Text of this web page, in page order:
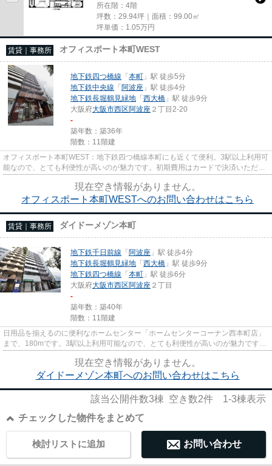
所在階：4階
坪数：29.94坪｜面積：99.00㎡
坪単価： 1.05万円
賃貸｜事務所 オフィスポート本町WEST
地下鉄四つ橋線 「本町 」駅 徒歩5分
地下鉄中央線 「阿波座 」駅 徒歩4分
地下鉄長堀鶴見緑地 「西大橋 」駅 徒歩9分
大阪府大阪市西区阿波座 ２丁目2-20
-
築年数：築36年
階数：11階建
オフィスポート本町WEST：地下鉄四つ橋線本町にも近くて便利。3駅以上利用可
能なので、とても利便性が高いのが魅力です。初期費用はカードで決済いただけ
ます。駐車場までの距離は300m...
現在空き情報がありません。
オフィスポート本町WESTへのお問い合わせはこちら
賃貸｜事務所 ダイドーメゾン本町
地下鉄千日前線 「阿波座 」駅 徒歩4分
地下鉄長堀鶴見緑地 「西大橋 」駅 徒歩9分
地下鉄四つ橋線 「本町 」駅 徒歩6分
大阪府大阪市西区阿波座 ２丁目
-
築年数：築40年
階数：11階建
日用品を揃えるのに便利なホームセンター「ホームセンターコーナン西本町店」
まで、180mです。3駅以上利用可能なので、とても利便性が高いのが魅力です。
駐車場までの距離は300mです。...
現在空き情報がありません。
ダイドーメゾン本町へのお問い合わせはこちら
該当公開件数3棟 空き数2件 1-3棟表示
チェックした物件をまとめて
お問い合わせ
検討リストに追加